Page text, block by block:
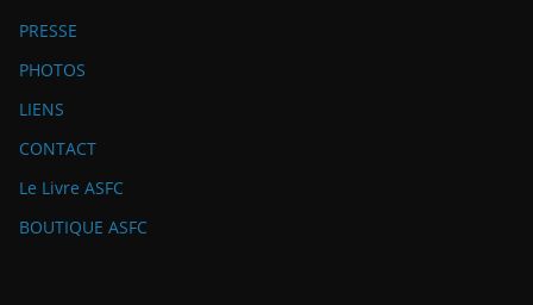
PRESSE
PHOTOS
LIENS
CONTACT
Le Livre ASFC
BOUTIQUE ASFC